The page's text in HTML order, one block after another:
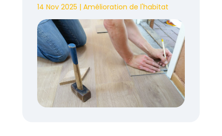
14 Nov 2025 | Amélioration de l'habitat